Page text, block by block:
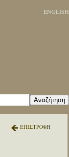
ENGLISH
Αναζήτηση
ΕΠΙΣΤΡΟΦΗ